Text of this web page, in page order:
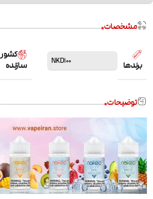
مشخصات
برندها NKD100
کشور
سازنده
توضیحات